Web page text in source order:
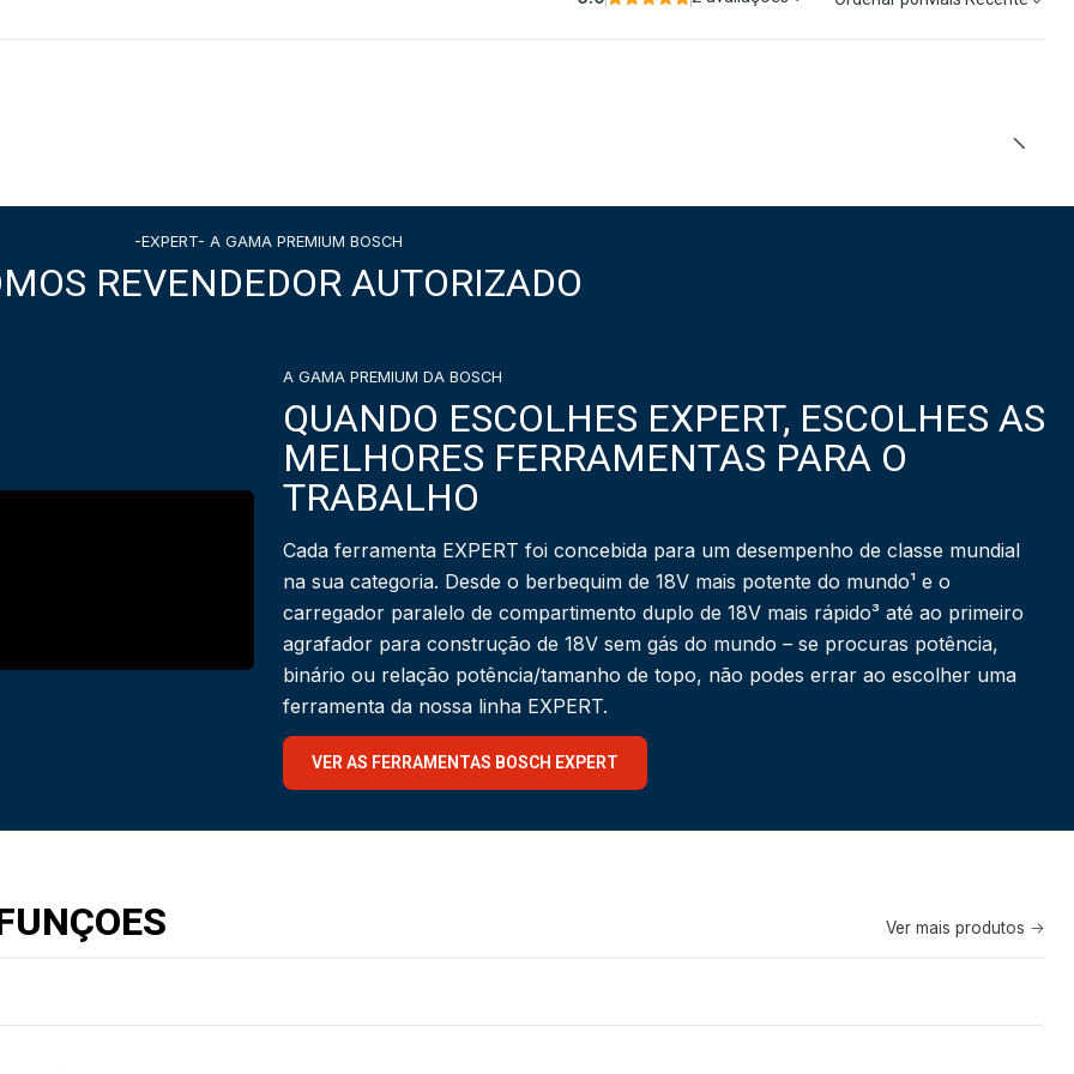
-EXPERT- A GAMA PREMIUM BOSCH
REVENDEDOR AUTORIZADO
A GAMA PREMIUM DA BOSCH
QUANDO ESCOLHES EXPERT, ESCOLHES AS
MELHORES FERRAMENTAS PARA O
TRABALHO
Cada ferramenta EXPERT foi concebida para um desempenho de classe mundial
na sua categoria. Desde o berbequim de 18V mais potente do mundo¹ e o
carregador paralelo de compartimento duplo de 18V mais rápido³ até ao primeiro
agrafador para construção de 18V sem gás do mundo – se procuras potência,
binário ou relação potência/tamanho de topo, não podes errar ao escolher uma
ferramenta da nossa linha EXPERT.
VER AS FERRAMENTAS BOSCH EXPERT
Ver mais produtos